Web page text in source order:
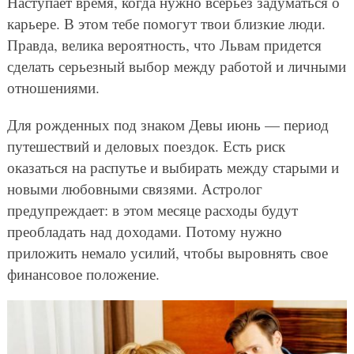
карьере. В этом тебе помогут твои близкие люди.
Правда, велика вероятность, что Львам придется
сделать серьезный выбор между работой и личными
отношениями.
Для рожденных под знаком Девы июнь — период
путешествий и деловых поездок. Есть риск
оказаться на распутье и выбирать между старыми и
новыми любовными связями. Астролог
предупреждает: в этом месяце расходы будут
преобладать над доходами. Потому нужно
приложить немало усилий, чтобы выровнять свое
финансовое положение.